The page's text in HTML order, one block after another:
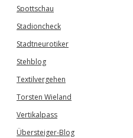
Spottschau
Stadioncheck
Stadtneurotiker
Stehblog
Textilvergehen
Torsten Wieland
Vertikalpass
Übersteiger-Blog